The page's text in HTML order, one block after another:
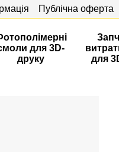
Публічна оферта
для 3D-
друку
для